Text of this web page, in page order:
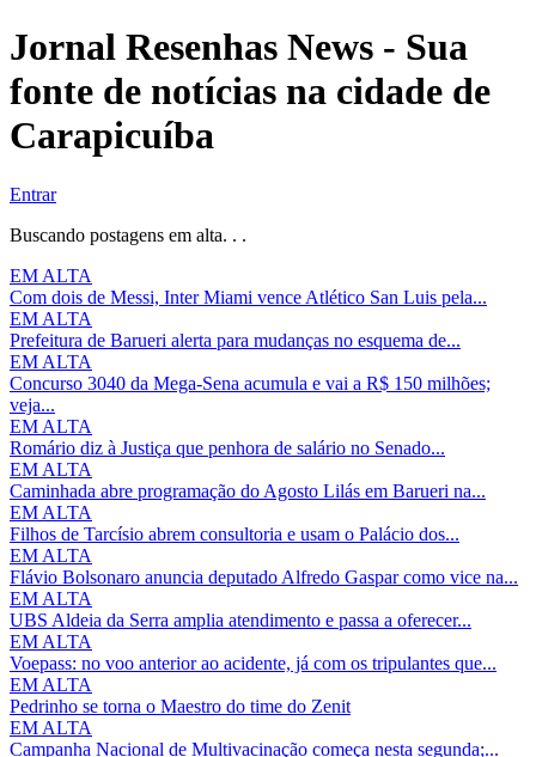
Jornal Resenhas News - Sua
fonte de notícias na cidade de
Carapicuíba
Entrar
Buscando postagens em alta. . .
EM ALTA
Com dois de Messi, Inter Miami vence Atlético San Luis pela...
EM ALTA
Prefeitura de Barueri alerta para mudanças no esquema de...
EM ALTA
Concurso 3040 da Mega-Sena acumula e vai a R$ 150 milhões;
veja...
EM ALTA
Romário diz à Justiça que penhora de salário no Senado...
EM ALTA
Caminhada abre programação do Agosto Lilás em Barueri na...
EM ALTA
Filhos de Tarcísio abrem consultoria e usam o Palácio dos...
EM ALTA
Flávio Bolsonaro anuncia deputado Alfredo Gaspar como vice na...
EM ALTA
UBS Aldeia da Serra amplia atendimento e passa a oferecer...
EM ALTA
Voepass: no voo anterior ao acidente, já com os tripulantes que...
EM ALTA
Pedrinho se torna o Maestro do time do Zenit
EM ALTA
Campanha Nacional de Multivacinação começa nesta segunda;...